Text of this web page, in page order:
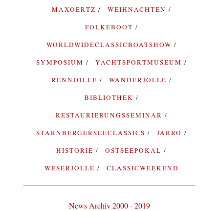
MAXOERTZ
WEIHNACHTEN
FOLKEBOOT
WORLDWIDECLASSICBOATSHOW
SYMPOSIUM
YACHTSPORTMUSEUM
RENNJOLLE
WANDERJOLLE
BIBLIOTHEK
RESTAURIERUNGSSEMINAR
STARNBERGERSEECLASSICS
JARRO
HISTORIE
OSTSEEPOKAL
WESERJOLLE
CLASSICWEEKEND
News Archiv 2000 - 2019